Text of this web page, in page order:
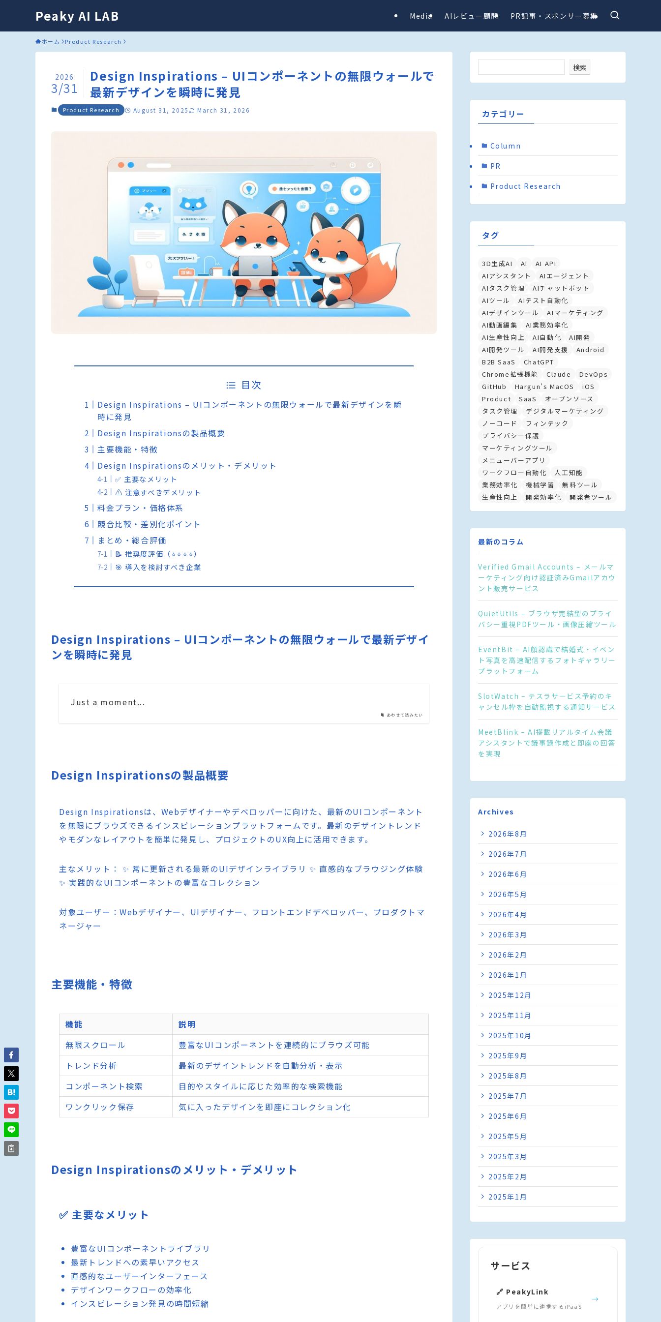
Peaky AI LAB Media AIレビュー顧問 PR記事・スポンサー募集
ホーム Product Research
Design Inspirations – UIコンポーネントの無限ウォールで
最新デザインを瞬時に発見
2026
3/31
Product Research August 31, 2025 March 31, 2026
目次
Design Inspirations – UIコンポーネントの無限ウォールで最新デザインを瞬
時に発見
Design Inspirationsの製品概要
主要機能・特徴
Design Inspirationsのメリット・デメリット
✅ 主要なメリット
⚠️ 注意すべきデメリット
料金プラン・価格体系
競合比較・差別化ポイント
まとめ・総合評価
📝 推奨度評価（⭐️⭐️⭐️⭐️）
🎯 導入を検討すべき企業
Design Inspirations – UIコンポーネントの無限ウォールで最新デザイ
ンを瞬時に発見
あわせて読みたい
Just a moment...
Design Inspirationsの製品概要
Design Inspirationsは、Webデザイナーやデベロッパーに向けた、最新のUIコンポーネント
を無限にブラウズできるインスピレーションプラットフォームです。最新のデザイントレンド
やモダンなレイアウトを簡単に発見し、プロジェクトのUX向上に活用できます。
主なメリット： ✨ 常に更新される最新のUIデザインライブラリ ✨ 直感的なブラウジング体験
✨ 実践的なUIコンポーネントの豊富なコレクション
対象ユーザー：Webデザイナー、UIデザイナー、フロントエンドデベロッパー、プロダクトマ
ネージャー
主要機能・特徴
機能
説明
無限スクロール
豊富なUIコンポーネントを連続的にブラウズ可能
トレンド分析
最新のデザイントレンドを自動分析・表示
コンポーネント検索
目的やスタイルに応じた効率的な検索機能
ワンクリック保存
気に入ったデザインを即座にコレクション化
Design Inspirationsのメリット・デメリット
✅ 主要なメリット
豊富なUIコンポーネントライブラリ
最新トレンドへの素早いアクセス
直感的なユーザーインターフェース
デザインワークフローの効率化
インスピレーション発見の時間短縮
検索
カテゴリー
Column
PR
Product Research
タグ
3D生成AI AI
AI API
AIアシスタント
AIエージェント
AIタスク管理
AIチャットボット
AIツール
AIテスト自動化
AIデザインツール
AIマーケティング
AI動画編集
AI業務効率化
AI生産性向上
AI自動化
AI開発
AI開発ツール
AI開発支援
Android
B2B SaaS
ChatGPT
Chrome拡張機能
Claude
DevOps
GitHub
Hargun's MacOS
iOS
Product
SaaS
オープンソース
タスク管理
デジタルマーケティング
ノーコード
フィンテック
プライバシー保護
マーケティングツール
メニューバーアプリ
ワークフロー自動化
人工知能
業務効率化
機械学習
無料ツール
生産性向上
開発効率化 開発者ツール
最新のコラム
Verified Gmail Accounts – メールマ
ーケティング向け認証済みGmailアカウ
ント販売サービス
QuietUtils – ブラウザ完結型のプライ
バシー重視PDFツール・画像圧縮ツール
EventBit – AI顔認識で結婚式・イベン
ト写真を高速配信するフォトギャラリー
プラットフォーム
SlotWatch – テスラサービス予約のキ
ャンセル枠を自動監視する通知サービス
MeetBlink – AI搭載リアルタイム会議
アシスタントで議事録作成と即座の回答
を実現
Archives
2026年8月
2026年7月
2026年6月
2026年5月
2026年4月
2026年3月
2026年2月
2026年1月
2025年12月
2025年11月
2025年10月
2025年9月
2025年8月
2025年7月
2025年6月
2025年5月
2025年3月
2025年2月
2025年1月
サービス
🔗 PeakyLink
アプリを簡単に連携するiPaaS
→